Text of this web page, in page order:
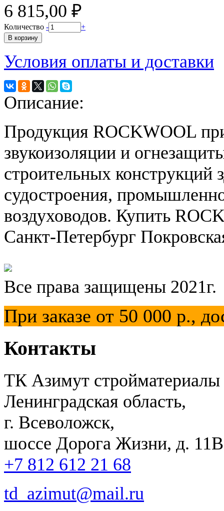
6 815,00 ₽
Количество - +
Условия оплаты и доставки
Описание:
Продукция ROCKWOOL
звукоизоляции и
строительных конструкций
судостроения,
воздуховодов. Купить
Санкт-Петербург
Все права защищены 2021г.
При заказе от 50 000 р.,
Контакты
ТК Азимут стройматериалы
Ленинградская область,
г. Всеволожск,
шоссе Дорога Жизни, д.
+7 812 612 21 68
td_azimut@mail.ru